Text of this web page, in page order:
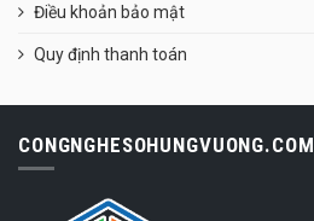
Điều khoản bảo mật
Quy định thanh toán
CONGNGHESOHUNGVUONG.COM